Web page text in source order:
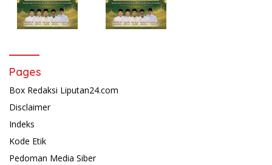
Pages
Box Redaksi Liputan24.com
Disclaimer
Indeks
Kode Etik
Pedoman Media Siber